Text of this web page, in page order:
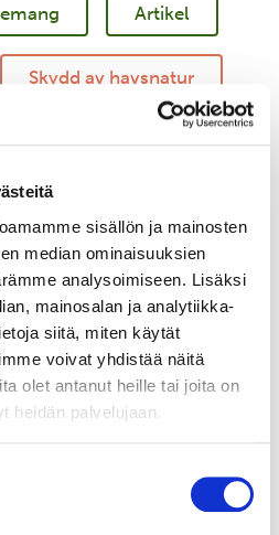
sisällön ja mainosten
median ominaisuuksien
analysoimiseen. Lisäksi
mainosalan ja analytiikka-
siitä, miten käytät
voivat yhdistää näitä
olet antanut heille tai joita on
heidän palvelujaan.
Artikel
Skydd av havsnatur